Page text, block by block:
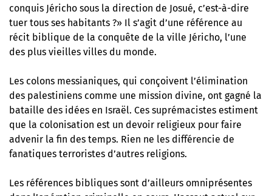
conquis Jéricho sous la direction de Josué, c’est-à-dire
tuer tous ses habitants ?» Il s’agit d’une référence au
récit biblique de la conquête de la ville Jéricho, l’une
des plus vieilles villes du monde.
Les colons messianiques, qui conçoivent l’élimination
des palestiniens comme une mission divine, ont gagné la
bataille des idées en Israël. Ces suprémacistes estiment
que la colonisation est un devoir religieux pour faire
advenir la fin des temps. Rien ne les différencie de
fanatiques terroristes d’autres religions.
Les références bibliques sont d’ailleurs omniprésentes